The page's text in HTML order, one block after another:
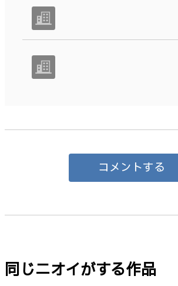
コメントする
同じニオイがする作品